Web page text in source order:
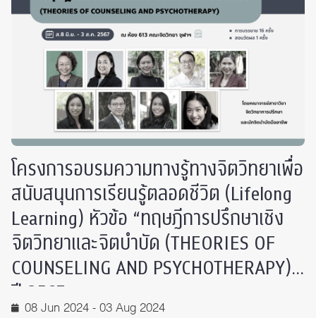
โครงการอบรมความทางรู้ทางจิตวิทยาเพื่อ
สนับสนุนการเรียนรู้ตลอดชีวิต (Lifelong
Learning) หัวข้อ “ทฤษฎีการปรึกษาเชิง
จิตวิทยาและจิตบำบัด (THEORIES OF
COUNSELING AND PSYCHOTHERAPY)”
ปี 2567
08 Jun 2024 - 03 Aug 2024